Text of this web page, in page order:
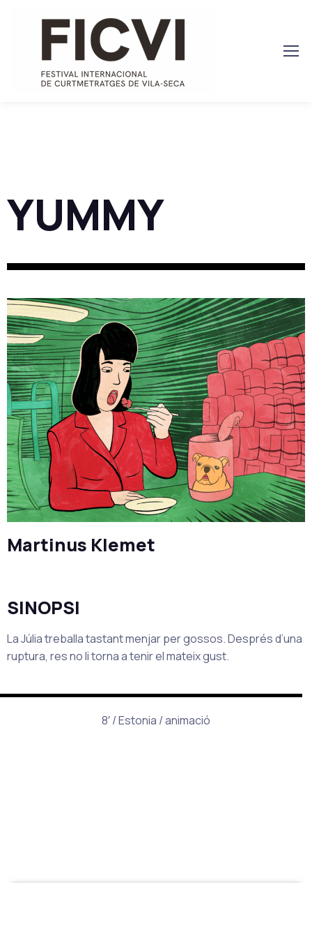
YUMMY
Martinus Klemet
SINOPSI
La Júlia treballa tastant menjar per gossos. Després d’una
ruptura, res no li torna a tenir el mateix gust.
8′ / Estonia / animació